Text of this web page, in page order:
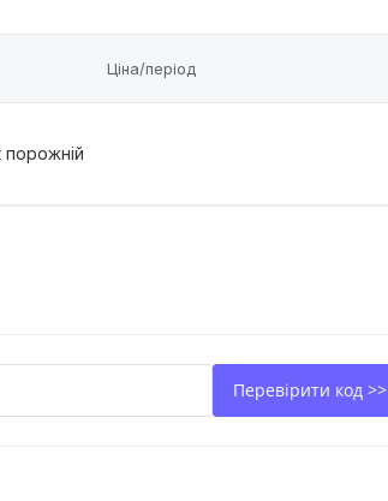
Ціна/період
Перевірити код >>